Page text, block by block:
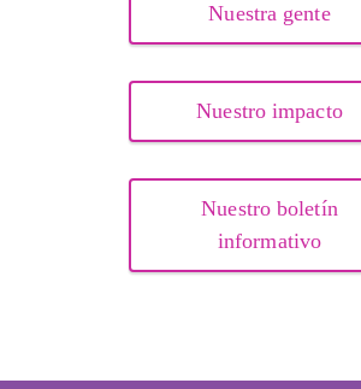
Nuestra gente
Nuestro impacto
Nuestro boletín
informativo